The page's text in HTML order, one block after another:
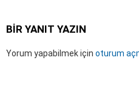
BIR YANIT YAZIN
Yorum yapabilmek için oturum